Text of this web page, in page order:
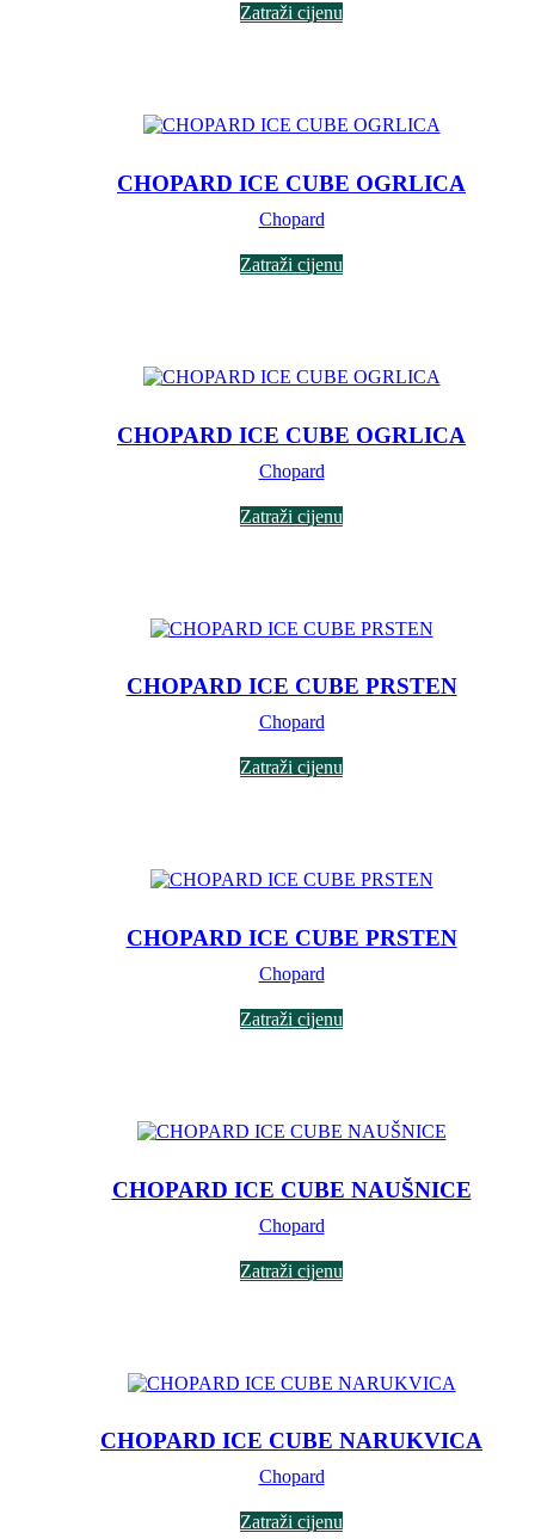
Zatraži cijenu
CHOPARD ICE CUBE OGRLICA
Chopard
Zatraži cijenu
CHOPARD ICE CUBE OGRLICA
Chopard
Zatraži cijenu
CHOPARD ICE CUBE PRSTEN
Chopard
Zatraži cijenu
CHOPARD ICE CUBE PRSTEN
Chopard
Zatraži cijenu
CHOPARD ICE CUBE NAUŠNICE
Chopard
Zatraži cijenu
CHOPARD ICE CUBE NARUKVICA
Chopard
Zatraži cijenu